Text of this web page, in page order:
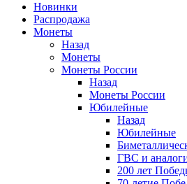
Новинки
Распродажа
Монеты
Назад
Монеты
Монеты России
Назад
Монеты России
Юбилейные
Назад
Юбилейные
ГВС и
200 лет